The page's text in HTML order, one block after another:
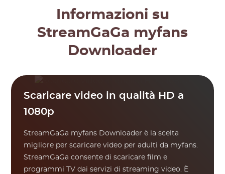
Informazioni su
StreamGaGa myfans
Downloader
Scaricare video in qualità HD a
1080p
StreamGaGa myfans Downloader è la scelta
migliore per scaricare video per adulti da myfans.
StreamGaGa consente di scaricare film e
programmi TV dai servizi di streaming video. È